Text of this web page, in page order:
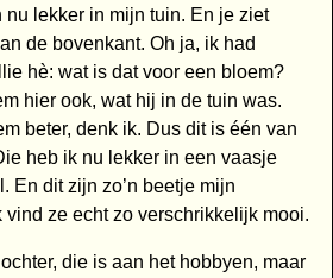
lekker in mijn tuin. En je ziet
de bovenkant. Oh ja, ik had
hè: wat is dat voor een bloem?
hier ook, wat hij in de tuin was.
beter, denk ik. Dus dit is één van
heb ik nu lekker in een vaasje
En dit zijn zo’n beetje mijn
vind ze echt zo verschrikkelijk mooi.
die is aan het hobbyen, maar